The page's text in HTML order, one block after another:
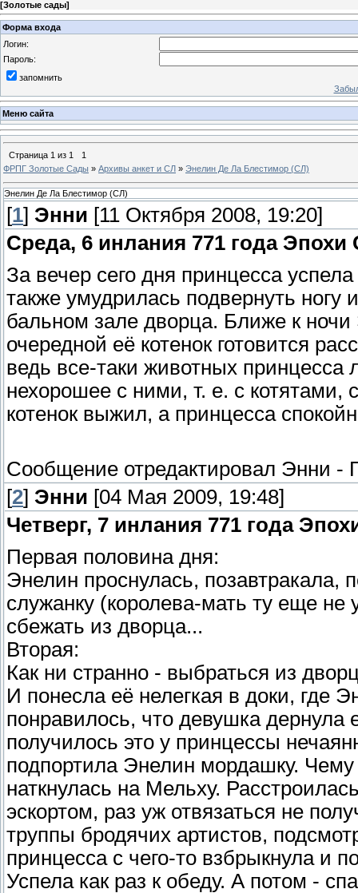
[Золотые сады]
Форма входа
Логин:
Пароль:
запомнить
Меню сайта
Страница 1 из 1
1
ФРПГ Золотые Сады » Архивы анкет и СЛ » Энелин Де Ла Блестимор (СЛ)
Энелин Де Ла Блестимор (СЛ)
[1] Энни [11 Октября 2008, 19:20]
Среда, 6 инлания 771 года Эпохи
За вечер сего дня принцесса
также умудрилась подвернуть ногу
бальном зале дворца. Ближе к ночи
очередной её котенок готовится
ведь все-таки животных
нехорошее с ними, т. е. с котятами,
котенок выжил, а принцесса
Сообщение отредактировал Энни -
[2] Энни [04 Мая 2009, 19:48]
Четверг, 7 инлания 771 года
Первая половина дня:
Энелин проснулась,
служанку (королева-мать ту еще
сбежать из дворца...
Вторая:
Как ни странно - выбраться из
И понесла её нелегкая в доки, где
понравилось, что девушка дернула
получилось это у принцессы
подпортила Энелин мордашку.
наткнулась на Мельху.
эскортом, раз уж отвязаться не
труппы бродячих артистов,
принцесса с чего-то взбрыкнула и
Успела как раз к обеду. А потом -